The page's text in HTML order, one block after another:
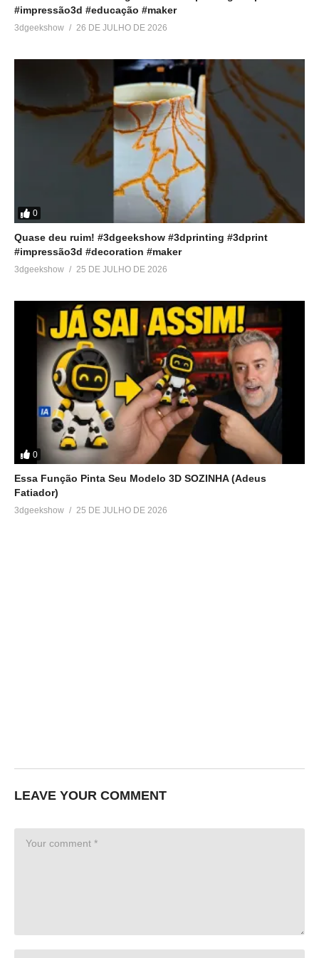
#impressão3d #educação #maker
3dgeekshow 26 DE JULHO DE 2026
0
Quase deu ruim! #3dgeekshow #3dprinting #3dprint
#impressão3d #decoration #maker
3dgeekshow 25 DE JULHO DE 2026
0
Essa Função Pinta Seu Modelo 3D SOZINHA (Adeus
Fatiador)
3dgeekshow 25 DE JULHO DE 2026
LEAVE YOUR COMMENT